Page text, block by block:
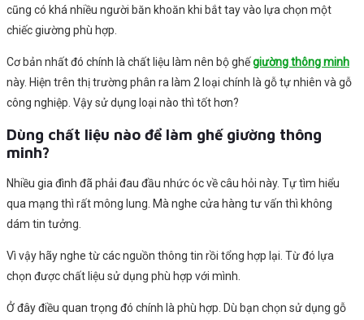
cũng có khá nhiều người băn khoăn khi bắt tay vào lựa chọn một
chiếc giường phù hợp.
Cơ bản nhất đó chính là chất liệu làm nên bộ ghếgiường thông minh
này. Hiện trên thị trường phân ra làm 2 loại chính là gỗ tự nhiên và gỗ
công nghiệp. Vậy sử dụng loại nào thì tốt hơn?
Dùng chất liệu nào để làm ghế giường thông
minh?
Nhiều gia đình đã phải đau đầu nhức óc về câu hỏi này. Tự tìm hiểu
qua mạng thì rất mông lung. Mà nghe cửa hàng tư vấn thì không
dám tin tưởng.
Vì vậy hãy nghe từ các nguồn thông tin rồi tổng hợp lại. Từ đó lựa
chọn được chất liệu sử dụng phù hợp với mình.
Ở đây điều quan trọng đó chính là phù hợp. Dù bạn chọn sử dụng gỗ